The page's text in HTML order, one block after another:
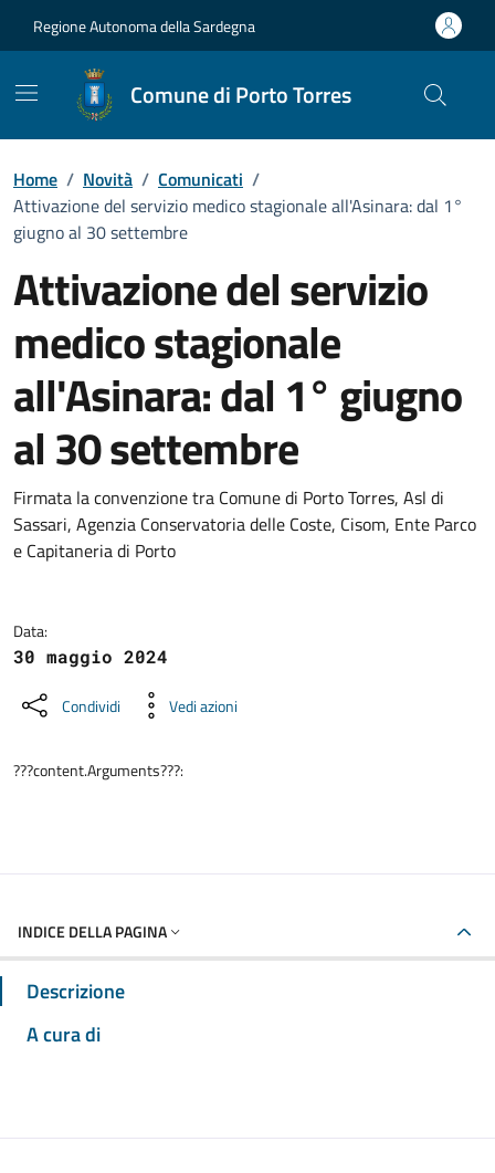
Regione Autonoma della Sardegna
Comune di Porto Torres
Home / Novità / Comunicati /
Attivazione del servizio medico stagionale all'Asinara: dal 1°
giugno al 30 settembre
Attivazione del servizio
medico stagionale
all'Asinara: dal 1° giugno
al 30 settembre
Dettagli della notizia
Firmata la convenzione tra Comune di Porto Torres, Asl di
Sassari, Agenzia Conservatoria delle Coste, Cisom, Ente Parco
e Capitaneria di Porto
Data:
30 maggio 2024
Condividi Vedi azioni
???content.Arguments???:
INDICE DELLA PAGINA
Descrizione
A cura di